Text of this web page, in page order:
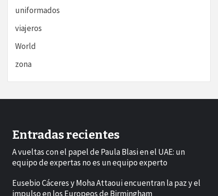
uniformados
viajeros
World
zona
Entradas recientes
A vueltas con el papel de Paula Blasi en el UAE: un
equipo de expertas no es un equipo experto
Eusebio Cáceres y Moha Attaoui encuentran la paz y el
impulso en los Europeos de Birmingham